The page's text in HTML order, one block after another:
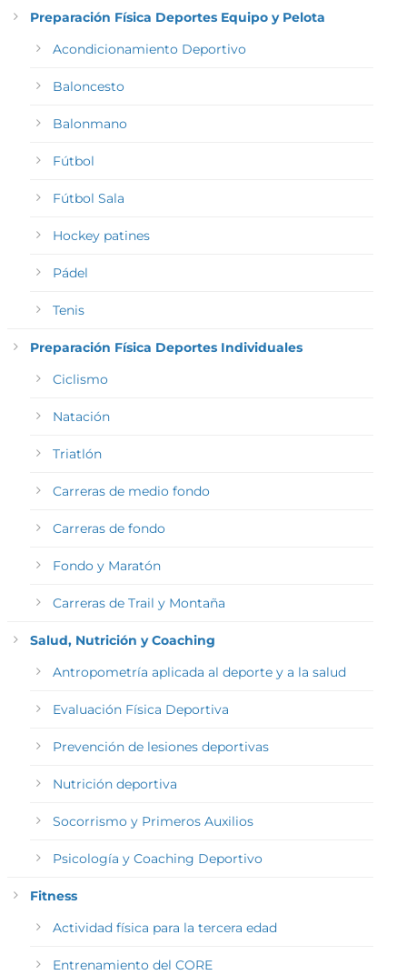
Preparación Física Deportes Equipo y Pelota
Acondicionamiento Deportivo
Baloncesto
Balonmano
Fútbol
Fútbol Sala
Hockey patines
Pádel
Tenis
Preparación Física Deportes Individuales
Ciclismo
Natación
Triatlón
Carreras de medio fondo
Carreras de fondo
Fondo y Maratón
Carreras de Trail y Montaña
Salud, Nutrición y Coaching
Antropometría aplicada al deporte y a la salud
Evaluación Física Deportiva
Prevención de lesiones deportivas
Nutrición deportiva
Socorrismo y Primeros Auxilios
Psicología y Coaching Deportivo
Fitness
Actividad física para la tercera edad
Entrenamiento del CORE